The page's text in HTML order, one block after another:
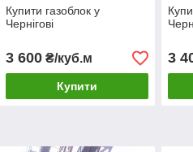
Купити газоблок у
Чернігові
3 600₴/куб.м
Купити
3